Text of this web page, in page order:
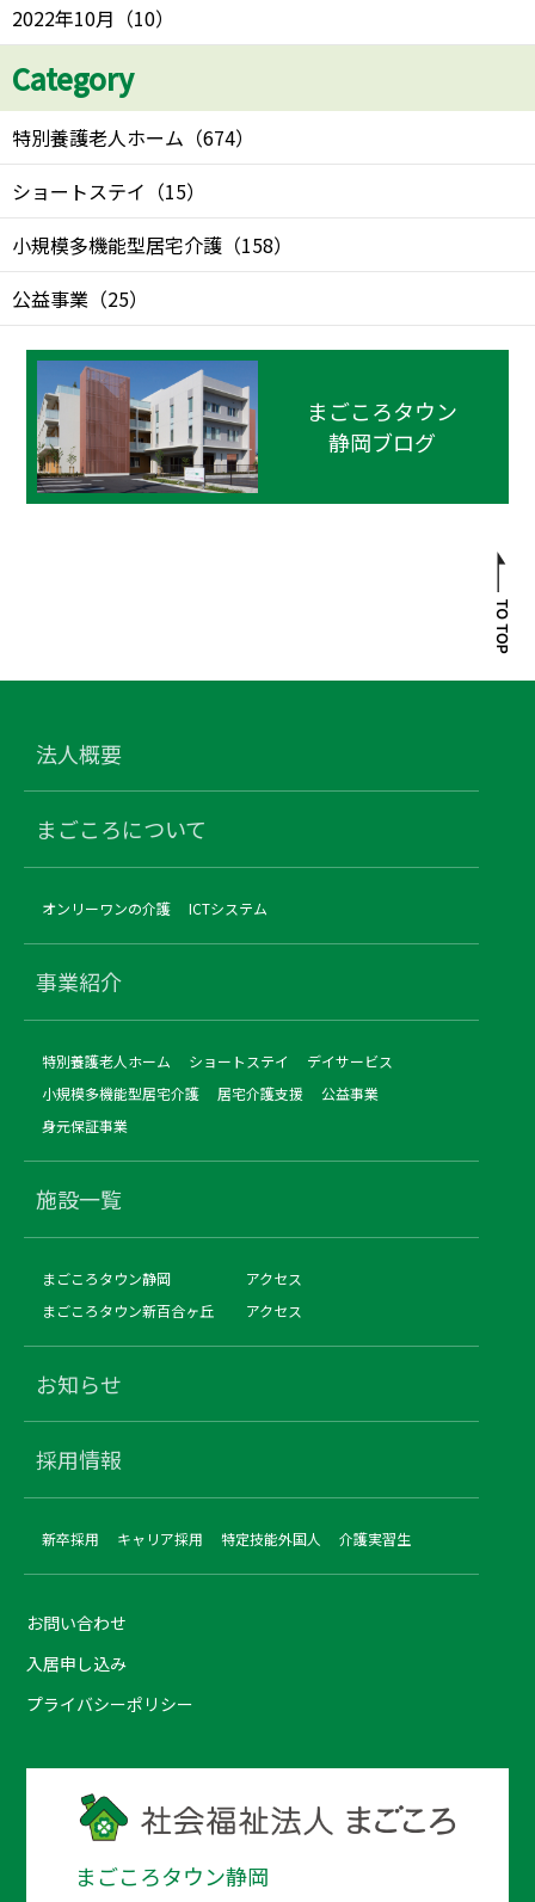
2022年10月 （10）
Category
特別養護老人ホーム （674）
ショートステイ （15）
小規模多機能型居宅介護 （158）
公益事業 （25）
まごころタウン
静岡ブログ
法人概要
まごころについて
オンリーワンの介護 ICTシステム
事業紹介
特別養護老人ホーム ショートステイ
デイサービス
小規模多機能型居宅介護
居宅介護支援
公益事業
身元保証事業
施設一覧
まごころタウン静岡
アクセス
まごころタウン新百合ヶ丘
アクセス
お知らせ
採用情報
新卒採用 キャリア採用 特定技能外国人 介護実習生
お問い合わせ
入居申し込み
プライバシーポリシー
まごころタウン静岡